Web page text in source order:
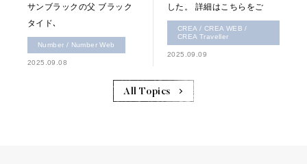
サンブラックの父 ブラック
タイド､
Number / Number Web
2025.09.08
した。 詳細はこちらをご
CREA / CREA WEB /
CREA Traveller
2025.09.09
All Topics